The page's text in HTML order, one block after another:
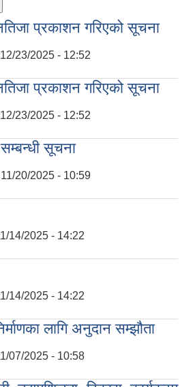
प्रकाशन गरिएको सूचना
23/2025 - 12:52
प्रकाशन गरिएको सूचना
23/2025 - 12:52
सूचना
20/2025 - 10:59
14/2025 - 14:22
14/2025 - 14:22
लागि अनुदान सम्झौता
07/2025 - 10:58